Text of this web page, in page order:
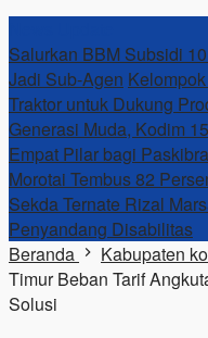
Salurkan BBM Subsidi
Jadi Sub-Agen
Traktor untuk Dukung
Generasi Muda, Kodim
Empat Pilar bagi
Morotai Tembus 82
Sekda Ternate Rizal
Penyandang Disabilitas
Beranda
Kabupaten
Timur Beban Tarif
Solusi